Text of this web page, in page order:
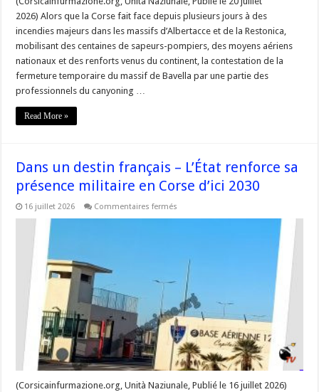
2026) Alors que la Corse fait face depuis plusieurs jours à des
incendies majeurs dans les massifs d’Albertacce et de la Restonica,
mobilisant des centaines de sapeurs-pompiers, des moyens aériens
nationaux et des renforts venus du continent, la contestation de la
fermeture temporaire du massif de Bavella par une partie des
professionnels du canyoning …
Read More »
Dans un destin français – L’État renforce sa
présence militaire en Corse d’ici 2030
16 juillet 2026 Commentaires fermés
L’État
présence
militaire
en
Corse
d’ici
2030
(Corsicainfurmazione.org, Unità Naziunale, Publié le 16 juillet 2026)